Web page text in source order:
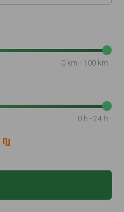
0 km - 100 km
0 h - 24 h